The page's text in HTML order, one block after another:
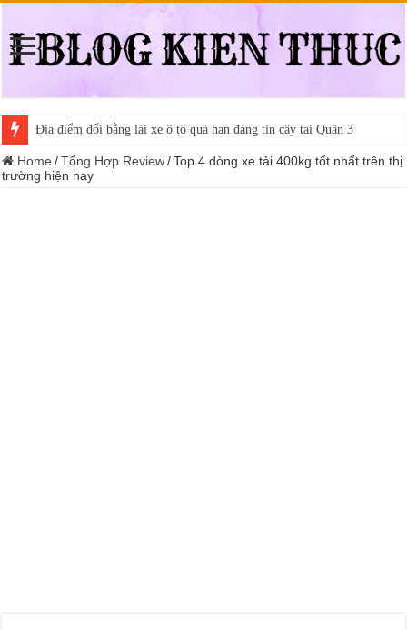
Địa điểm đổi bằng lái xe ô tô quá hạn đáng tin cậy tại Quận 3
Home / Tổng Hợp Review / Top 4 dòng xe tải 400kg tốt nhất trên thị
trường hiện nay